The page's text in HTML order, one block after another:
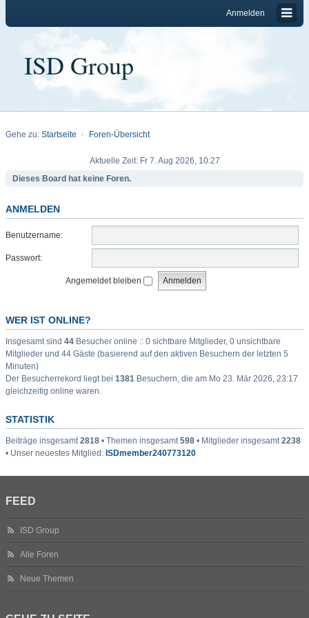
Anmelden
ISD Group
Gehe zu: Startseite Foren-Übersicht
Aktuelle Zeit: Fr 7. Aug 2026, 10:27
Dieses Board hat keine Foren.
ANMELDEN
Benutzername:
Passwort:
Angemeldet bleiben
WER IST ONLINE?
Insgesamt sind 44 Besucher online :: 0 sichtbare Mitglieder, 0 unsichtbare
Mitglieder und 44 Gäste (basierend auf den aktiven Besuchern der letzten 5
Minuten)
Der Besucherrekord liegt bei 1381 Besuchern, die am Mo 23. Mär 2026, 23:17
gleichzeitig online waren.
STATISTIK
Beiträge insgesamt2818 • Themen insgesamt598 • Mitglieder insgesamt2238
• Unser neuestes Mitglied: ISDmember240773120
FEED
ISD Group
Alle Foren
Neue Themen